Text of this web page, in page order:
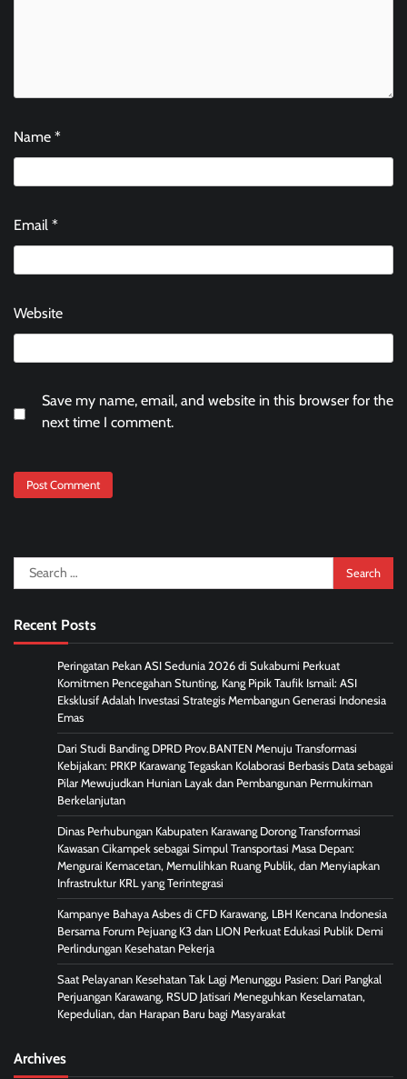
Name *
Email *
Website
Save my name, email, and website in this browser for the
next time I comment.
Search
for:
Recent Posts
Peringatan Pekan ASI Sedunia 2026 di Sukabumi Perkuat
Komitmen Pencegahan Stunting, Kang Pipik Taufik Ismail: ASI
Eksklusif Adalah Investasi Strategis Membangun Generasi Indonesia
Emas
Dari Studi Banding DPRD Prov.BANTEN Menuju Transformasi
Kebijakan: PRKP Karawang Tegaskan Kolaborasi Berbasis Data sebagai
Pilar Mewujudkan Hunian Layak dan Pembangunan Permukiman
Berkelanjutan
Dinas Perhubungan Kabupaten Karawang Dorong Transformasi
Kawasan Cikampek sebagai Simpul Transportasi Masa Depan:
Mengurai Kemacetan, Memulihkan Ruang Publik, dan Menyiapkan
Infrastruktur KRL yang Terintegrasi
Kampanye Bahaya Asbes di CFD Karawang, LBH Kencana Indonesia
Bersama Forum Pejuang K3 dan LION Perkuat Edukasi Publik Demi
Perlindungan Kesehatan Pekerja
Saat Pelayanan Kesehatan Tak Lagi Menunggu Pasien: Dari Pangkal
Perjuangan Karawang, RSUD Jatisari Meneguhkan Keselamatan,
Kepedulian, dan Harapan Baru bagi Masyarakat
Archives